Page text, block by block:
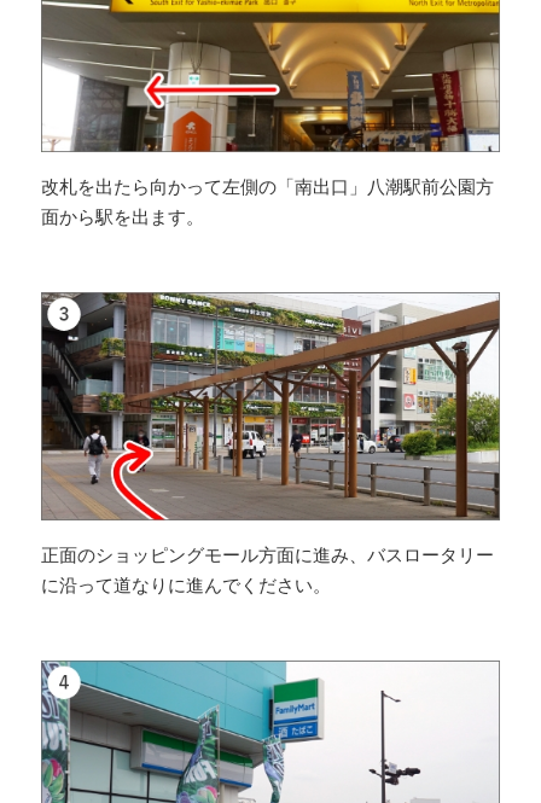
改札を出たら向かって左側の「南出口」八潮駅前公園方
面から駅を出ます。
正面のショッピングモール方面に進み、バスロータリー
に沿って道なりに進んでください。